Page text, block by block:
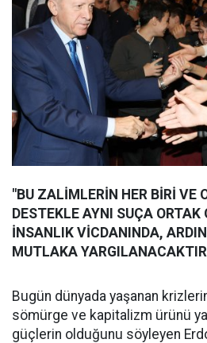
"BU ZALİMLERİN HER BİRİ VE
DESTEKLE AYNI SUÇA ORTAK
İNSANLIK VİCDANINDA,
MUTLAKA
Bugün dünyada yaşanan
sömürge ve kapitalizm ürünü
güçlerin olduğunu söyleyen